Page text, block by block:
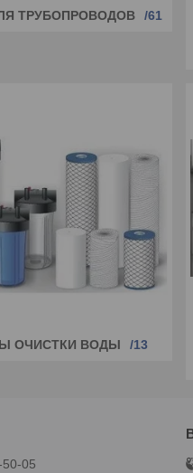
ТРУБОПРОВОДОВ 61
ОЧИСТКИ ВОДЫ 13
05